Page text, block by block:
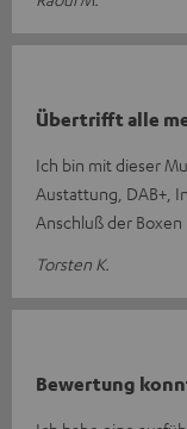
Übertrifft alle
Ich bin mit dieser
Austattung, DAB+,
Anschluß der Boxen
Torsten K.
Bewertung